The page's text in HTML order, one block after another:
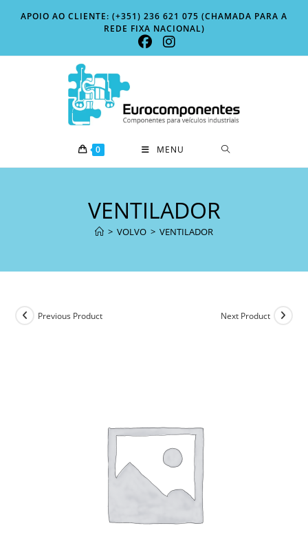
APOIO AO CLIENTE: (+351) 236 621 075 (CHAMADA PARA A
REDE FIXA NACIONAL)
0 MENU
VENTILADOR
> VOLVO > VENTILADOR
Previous Product Next Product